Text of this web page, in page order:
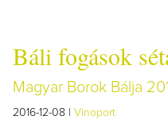
Báli fogások
Magyar Borok Bálja
2016-12-08 | Vinoport